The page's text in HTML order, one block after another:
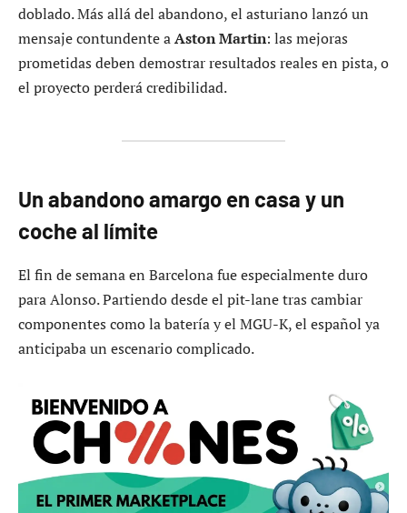
doblado. Más allá del abandono, el asturiano lanzó un
mensaje contundente aAston Martin: las mejoras
prometidas deben demostrar resultados reales en pista, o
el proyecto perderá credibilidad.
Un abandono amargo en casa y un
coche al límite
El fin de semana en Barcelona fue especialmente duro
para Alonso. Partiendo desde el pit-lane tras cambiar
componentes como la batería y el MGU-K, el español ya
anticipaba un escenario complicado.